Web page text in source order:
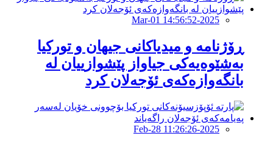
2025-Mar-01 14:56:52
ڕۆژنامە و میدیاکانی جیهان و تورکیا
بەشێوەیەکی جیاواز پێشوازییان لە
بانگەوازەکەی ئۆجەلان کرد
2025-Feb-28 11:26:26